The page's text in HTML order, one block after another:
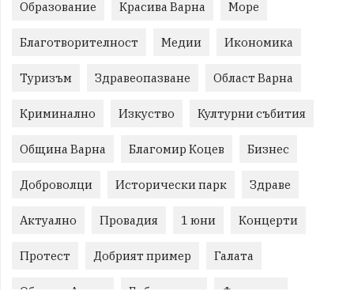
Образование Красива Варна Море
Благотворителност Медии Икономика
Туризъм Здравеопазване Област Варна
Криминално Изкуство Културни събития
Община Варна Благомир Коцев Бизнес
Доброволци Исторически парк Здраве
Актуално Провадия 1 юни Концерти
Протест Добрият пример Галата
Община Аврен Библиотека Фестивал